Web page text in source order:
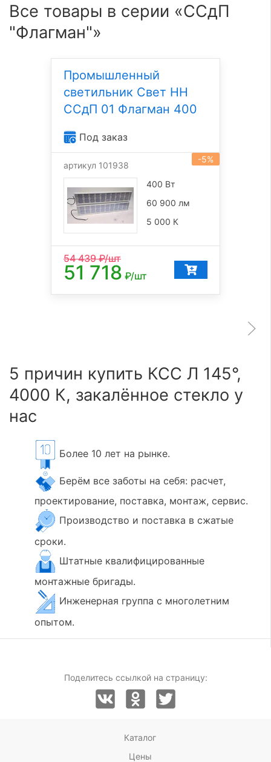
Все товары в серии «ССдП
"Флагман"»
Промышленный
светильник Свет НН
ССдП 01 Флагман 400
Под заказ
-5%
артикул 101938
400 Вт
60 900 лм
5 000 К
54 439₽/шт
51 718 ₽/шт
5 причин купить КСС Л 145°,
4000 К, закалённое стекло у
нас
Более 10 лет на рынке.
Берём все заботы на себя: расчет,
проектирование, поставка, монтаж, сервис.
Производство и поставка в сжатые
сроки.
Штатные квалифицированные
монтажные бригады.
Инженерная группа с многолетним
опытом.
Поделитесь ссылкой на страницу:
Каталог
Цены